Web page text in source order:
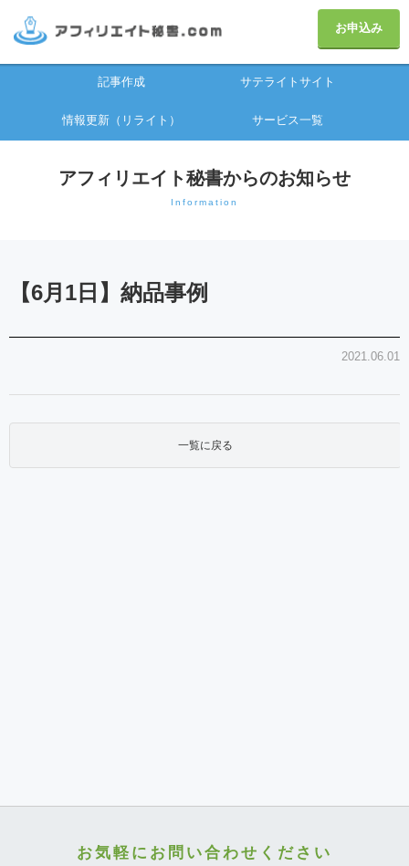
お申込み
記事作成 サテライトサイト
情報更新（リライト） サービス一覧
アフィリエイト秘書からのお知らせ
Information
【6月1日】納品事例
2021.06.01
一覧に戻る
お気軽にお問い合わせください